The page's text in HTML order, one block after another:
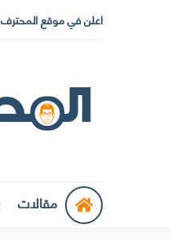
اعلن في موقع المحترف
مقالات